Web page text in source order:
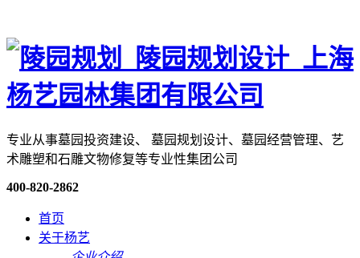
专业从事墓园投资建设、 墓园规划设计、墓园经营管理、艺
术雕塑和石雕文物修复等专业性集团公司
400-820-2862
首页
关于杨艺